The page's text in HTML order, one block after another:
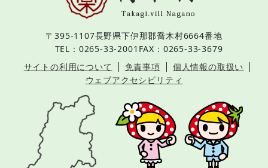
〒395-1107長野県下伊那郡喬木村6664番地
TEL：0265-33-2001 FAX：0265-33-3679
サイトの利用について
免責事項
個人情報の取扱い
ウェブアクセシビリティ